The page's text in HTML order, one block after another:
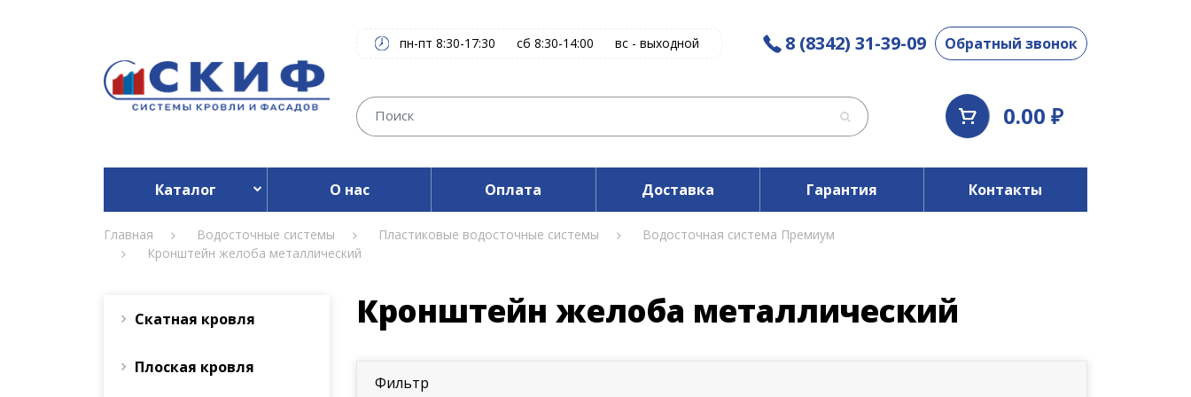
пн-пт 8:30-17:30 сб 8:30-14:00 вс - выходной 8 (8342) 31-39-09 Обратный звонок
0.00 ₽
Каталог О нас Оплата Доставка Гарантия Контакты
Главная Водосточные системы Пластиковые водосточные системы
Водосточная система Премиум
Кронштейн желоба металлический
Скатная кровля
Плоская кровля
Кронштейн желоба металлический
Фильтр